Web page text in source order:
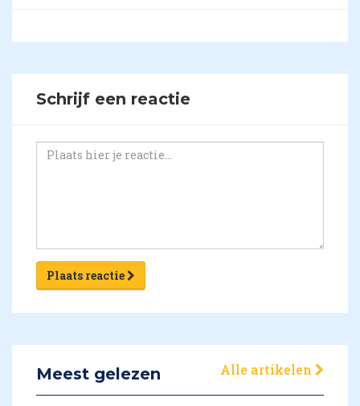
Schrijf een reactie
Plaats reactie
Meest gelezen Alle artikelen